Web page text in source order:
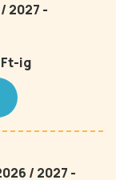
2027 -
Ft-ig
/ 2027 -